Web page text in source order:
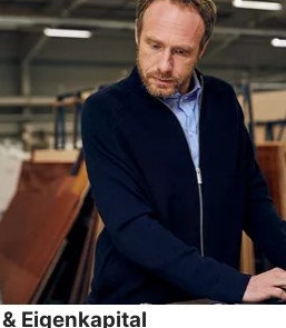
Eigenkapital